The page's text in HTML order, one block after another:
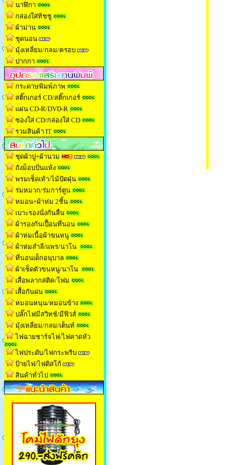
นาฬิกา
กล่องใส่ทิชช
ผ้าม่าน
ชุดนอน
มุ้งเหลี่ยม/กลม/ครอบ
ปากกา
กระดาษพิมพ์ภาพ
สติ๊กเกอร์ CD/สติ๊กเกอร์
แผ่น CD-R/DVD-R
ซองใส่ CD/กล่องใส่ CD
รวมสินค้า IT
ชุดผ้าปู+ผ้านวม
ถังม็อบปั่นแห้ง
พรมเช็ดเท้า/ไม้ปัดฝุ่น
ร่มหมวก/ร่มการ์ตูน
หมอน+ผ้าห่ม 2ชิ้น
เบาะรองนั่งกันลื่น
ผ้ารองกันเปื้อนที่นอน
ผ้าห่มเนื้อผ้าขนหน
ผ้าห่มสำลี/แพร/นาโน
ที่นอนเด็กอนุบาล
ผ้าเช็ดตัวขนหนู/นาโน
เสื่อพลากสติค/โฟม
เสื้อกันฝน
หมอนหนุน/หมอนข้าง
ปลั๊กไฟมีสวิทช์/มีฟิวส์
มุ้งเหลี่ยม/กลม/เต็นท
ไฟฉายชาร์จไฟ/ไฟคาดหัว
ไฟประดับ/ไฟกระพริบ
ป้ายไฟ/ไฟดิสโก้
สินค้าทั่วไป